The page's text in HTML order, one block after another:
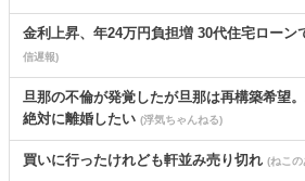
金利上昇、年24万円負担増 30代住宅ローン
信遅報)
旦那の不倫が発覚したが旦那は再構築希望
絶対に離婚したい (浮気ちゃんねる)
買いに行ったけれども軒並み売り切れ (ねこ